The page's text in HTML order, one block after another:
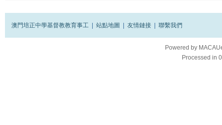
澳門培正中學基督教教育事工 站點地圖 友情鏈接 聯繫我們
Powered by
Processed in